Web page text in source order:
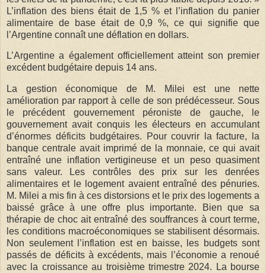
L’inflation des biens était de 1,5 % et l’inflation du panier
alimentaire de base était de 0,9 %, ce qui signifie que
l’Argentine connaît une déflation en dollars.
L’Argentine a également officiellement atteint son premier
excédent budgétaire depuis 14 ans.
La gestion économique de M. Milei est une nette
amélioration par rapport à celle de son prédécesseur. Sous
le précédent gouvernement péroniste de gauche, le
gouvernement avait conquis les électeurs en accumulant
d’énormes déficits budgétaires. Pour couvrir la facture, la
banque centrale avait imprimé de la monnaie, ce qui avait
entraîné une inflation vertigineuse et un peso quasiment
sans valeur. Les contrôles des prix sur les denrées
alimentaires et le logement avaient entraîné des pénuries.
M. Milei a mis fin à ces distorsions et le prix des logements a
baissé grâce à une offre plus importante. Bien que sa
thérapie de choc ait entraîné des souffrances à court terme,
les conditions macroéconomiques se stabilisent désormais.
Non seulement l’inflation est en baisse, les budgets sont
passés de déficits à excédents, mais l’économie a renoué
avec la croissance au troisième trimestre 2024. La bourse